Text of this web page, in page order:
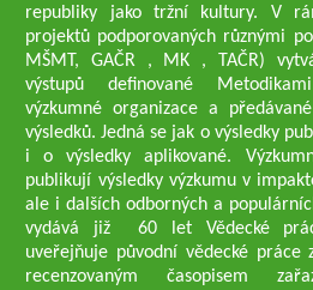
republiky jako tržní kultury. V
projektů podporovaných různými
MŠMT, GAČR , MK , TAČR)
výstupů definované
výzkumné organizace a
výsledků. Jedná se jak o výsledky
i o výsledky aplikované.
publikují výsledky výzkumu v
ale i dalších odborných a
vydává již 60 let Vědecké
uveřejňuje původní vědecké práce
recenzovaným časopisem